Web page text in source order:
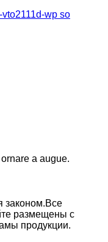
wp so
a augue.
законом.Все
размещены с
продукции.